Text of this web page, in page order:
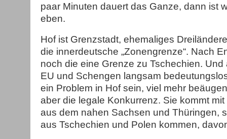
paar Minuten dauert das Ganze, dann ist
eben.
Hof ist Grenzstadt, ehemaliges
die innerdeutsche „Zonengrenze“. Nach
noch die eine Grenze zu Tschechien.
EU und Schengen langsam
ein Problem in Hof sein, viel mehr
aber die legale Konkurrenz. Sie kommt
aus dem nahen Sachsen und Thüringen,
aus Tschechien und Polen kommen,